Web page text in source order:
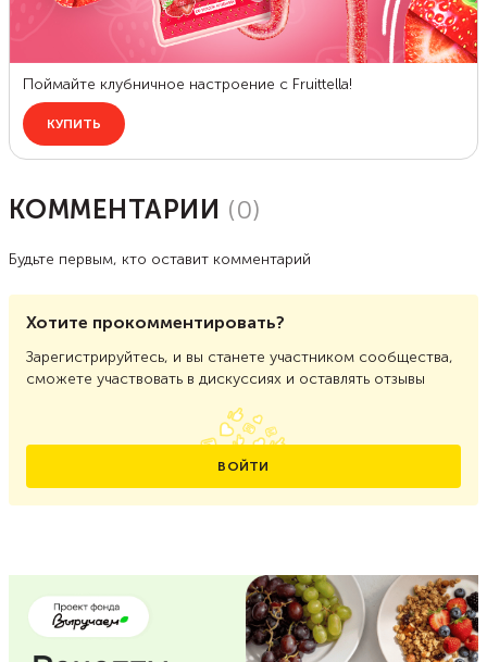
КОММЕНТАРИИ (0)
Будьте первым, кто оставит комментарий
Хотите прокомментировать?
Зарегистрируйтесь, и вы станете участником сообщества,
сможете участвовать в дискуссиях и оставлять отзывы
ВОЙТИ